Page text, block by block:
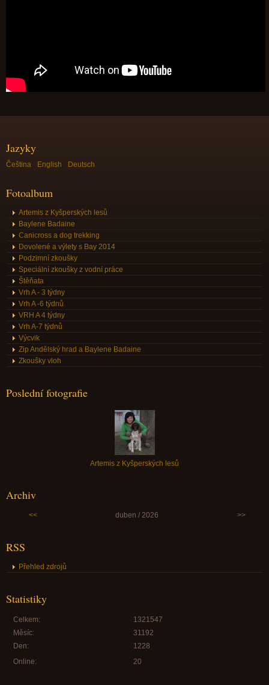
Jazyky
Čeština English Deutsch
Fotoalbum
Artemis z Kyšperských lesů
Baylene Badaine
Canicross a dog trekking
Dovolené a výlety s Bay 2014
Podzimní zkoušky
Speciální zkoušky z vodní práce
Štěňata
Vrh A - 3 týdny
Vrh A -6 týdnů
VRH A 4 týdny
Vrh A-7 týdnů
Výcvik
Zip Andělský hrad a Baylene Badaine
Zkoušky vloh
Poslední fotografie
Artemis z Kyšperských lesů
Archiv
<< duben / 2026 >>
RSS
Přehled zdrojů
Statistiky
Online: 20
Celkem:
1321547
Měsíc:
31192
Den:
1228